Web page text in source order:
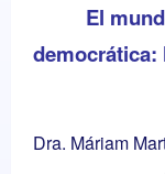
El
democrática:
Dra. Máriam